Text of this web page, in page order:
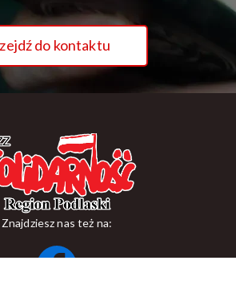
do kontaktu
Znajdziesz nas też na: